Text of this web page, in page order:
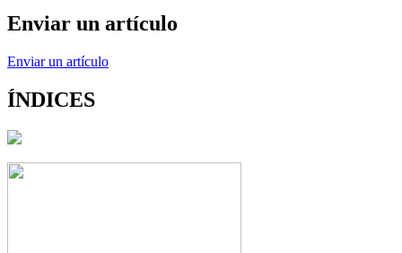
Enviar un artículo
Enviar un artículo
ÍNDICES